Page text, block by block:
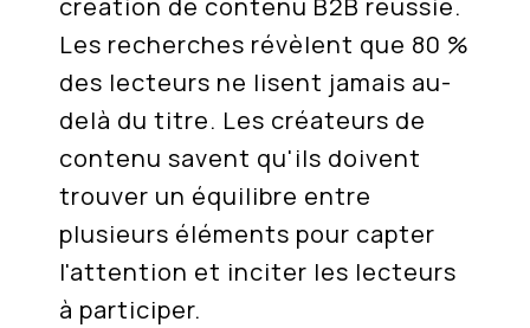
création de contenu B2B réussie.
Les recherches révèlent que 80 %
des lecteurs ne lisent jamais au-
delà du titre. Les créateurs de
contenu savent qu'ils doivent
trouver un équilibre entre
plusieurs éléments pour capter
l'attention et inciter les lecteurs
à participer.